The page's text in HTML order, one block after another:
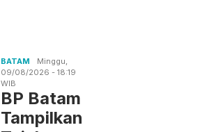
BATAM
Minggu,
09/08/2026 - 18:19
WIB
BP Batam
Tampilkan